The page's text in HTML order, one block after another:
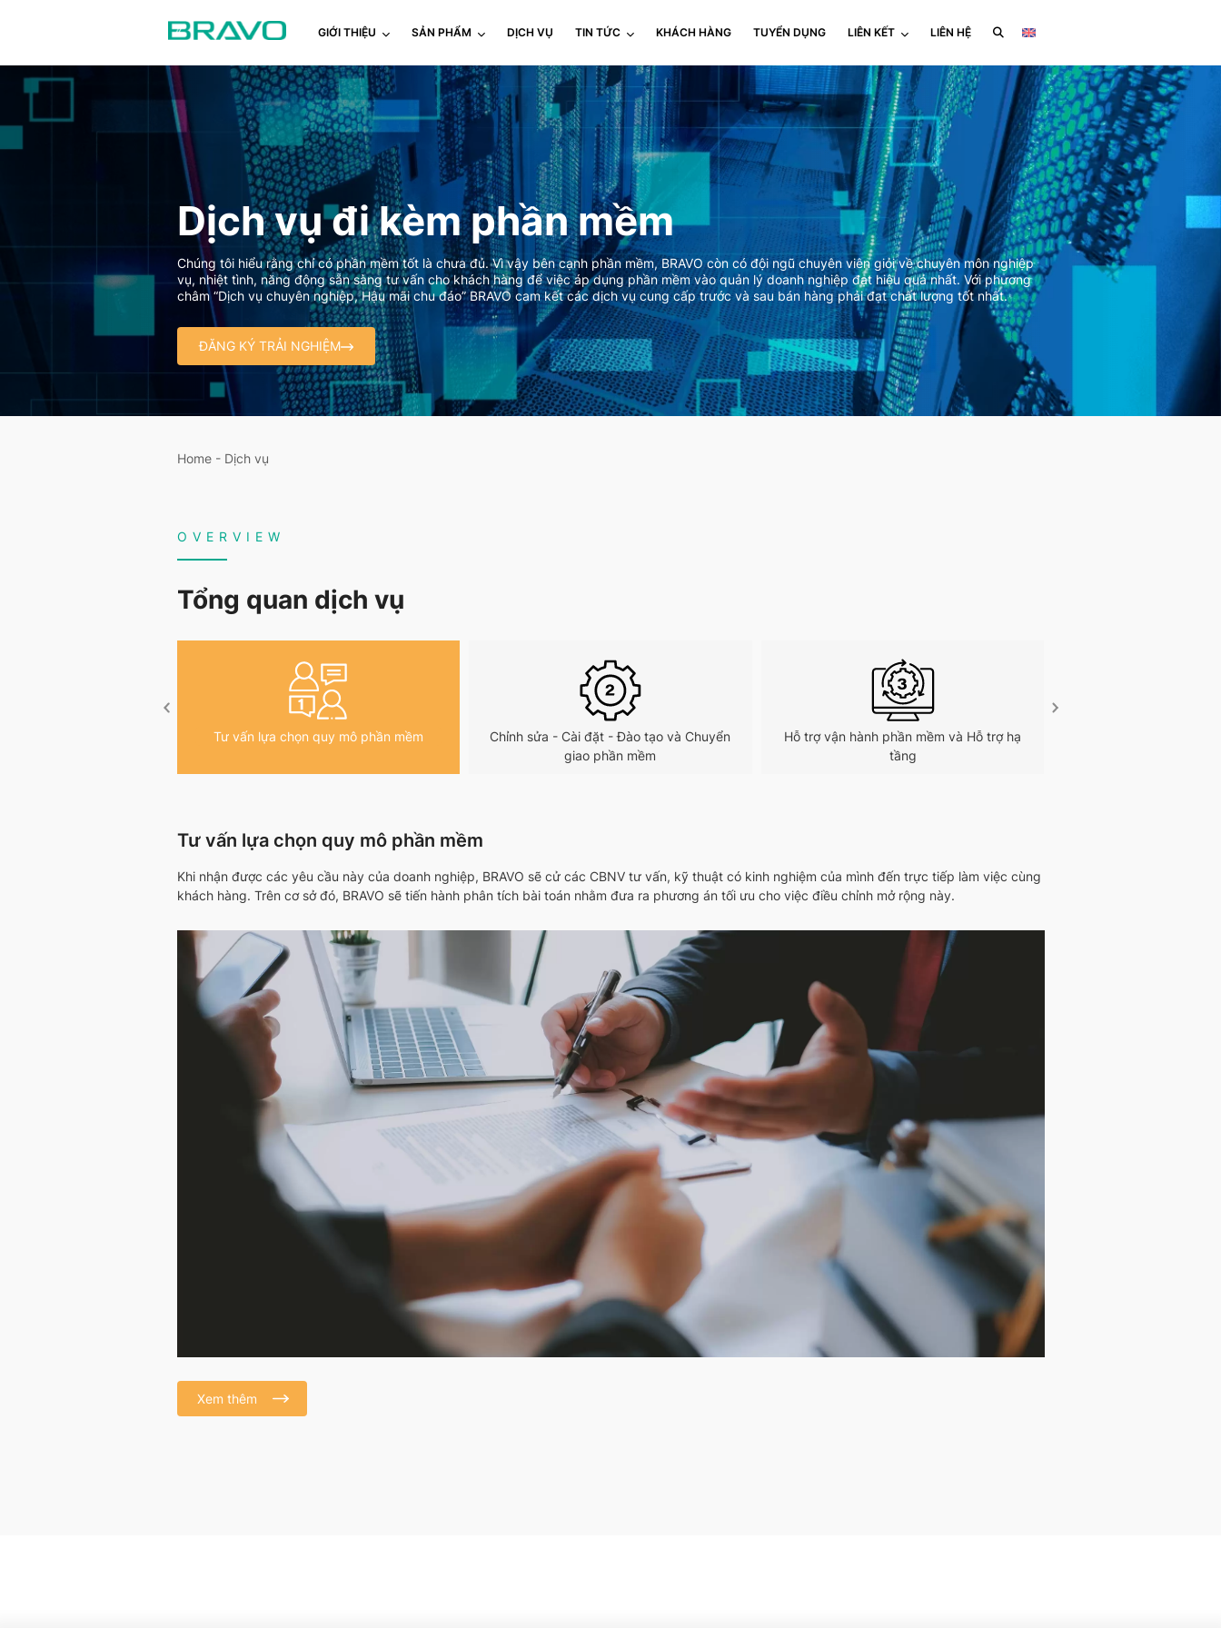
GIỚI THIỆU SẢN PHẨM DỊCH VỤ TIN TỨC KHÁCH HÀNG TUYỂN DỤNG LIÊN KẾT LIÊN HỆ
Dịch vụ đi kèm phần mềm
Chúng tôi hiểu rằng chỉ có phần mềm tốt là chưa đủ. Vì vậy bên cạnh phần mềm, BRAVO còn có đội ngũ chuyên viên giỏi về chuyên môn nghiệp
vụ, nhiệt tình, năng động sẵn sàng tư vấn cho khách hàng để việc áp dụng phần mềm vào quản lý doanh nghiệp đạt hiệu quả nhất. Với phương
châm “Dịch vụ chuyên nghiệp, Hậu mãi chu đáo” BRAVO cam kết các dịch vụ cung cấp trước và sau bán hàng phải đạt chất lượng tốt nhất.
ĐĂNG KÝ TRẢI NGHIỆM
Home- Dịch vụ
OVERVIEW
Tổng quan dịch vụ
Tư vấn lựa chọn quy mô phần mềm
Chỉnh sửa - Cài đặt - Đào tạo và Chuyển
giao phần mềm
Hỗ trợ vận hành phần mềm và Hỗ trợ hạ
tầng
Tư vấn lựa chọn quy mô phần mềm
Khi nhận được các yêu cầu này của doanh nghiệp, BRAVO sẽ cử các CBNV tư vấn, kỹ thuật có kinh nghiệm của mình đến trực tiếp làm việc cùng
khách hàng. Trên cơ sở đó, BRAVO sẽ tiến hành phân tích bài toán nhằm đưa ra phương án tối ưu cho việc điều chỉnh mở rộng này.
Xem thêm